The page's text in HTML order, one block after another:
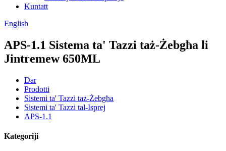
Kuntatt
English
APS-1.1 Sistema ta' Tazzi taż-Żebgħa li
Jintremew 650ML
Dar
Prodotti
Sistemi ta' Tazzi taż-Żebgħa
Sistemi ta' Tazzi tal-Isprej
APS-1.1
Kategoriji